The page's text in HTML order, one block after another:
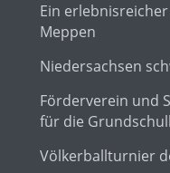
Ein
Meppen
Niedersachsen
Förderverein und
für die
Völkerballturnier